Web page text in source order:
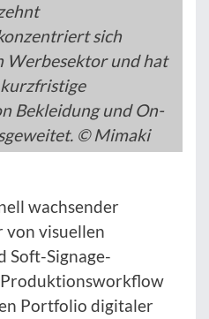
sich
Werbesektor und hat
Bekleidung und On-
© Mimaki
wachsender
von visuellen
Soft-Signage-
Produktionsworkflow
Portfolio digitaler